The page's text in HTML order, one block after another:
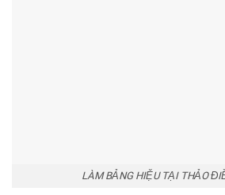
LÀM BẢNG HIỆU TẠI THẢO